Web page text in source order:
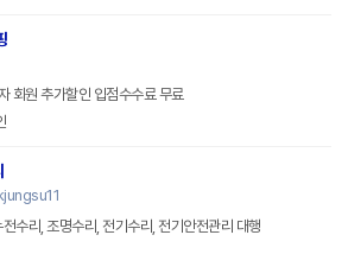
회원 추가할인 입점수수료 무료
수리, 조명수리, 전기수리, 전기안전관리 대행